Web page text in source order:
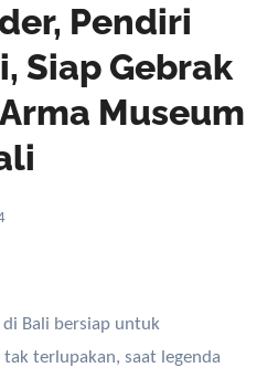
Pendiri
Siap Gebrak
Museum
terlupakan, saat legenda